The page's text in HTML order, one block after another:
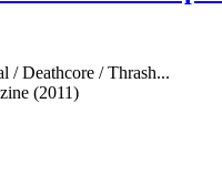
/ Deathcore / Thrash...
(2011)